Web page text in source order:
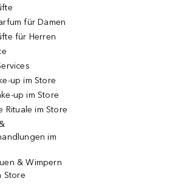
für Damen
für Herren
up im Store
up im Store
Rituale im Store
im
& Wimpern
Store